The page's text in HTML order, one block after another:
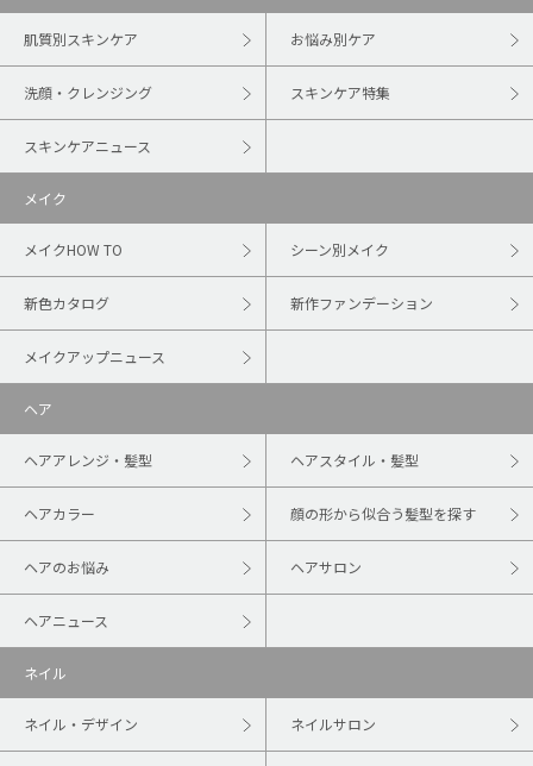
肌質別スキンケア お悩み別ケア
洗顔・クレンジング スキンケア特集
スキンケアニュース
メイク
メイクHOW TO シーン別メイク
新色カタログ 新作ファンデーション
メイクアップニュース
ヘア
ヘアアレンジ・髪型 ヘアスタイル・髪型
ヘアカラー 顔の形から似合う髪型を探す
ヘアのお悩み ヘアサロン
ヘアニュース
ネイル
ネイル・デザイン ネイルサロン